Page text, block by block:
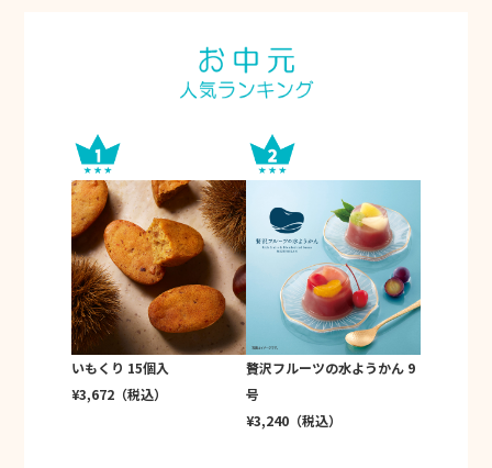
いもくり 15個入
¥3,672（税込）
贅沢フルーツの水ようかん 9
号
¥3,240（税込）